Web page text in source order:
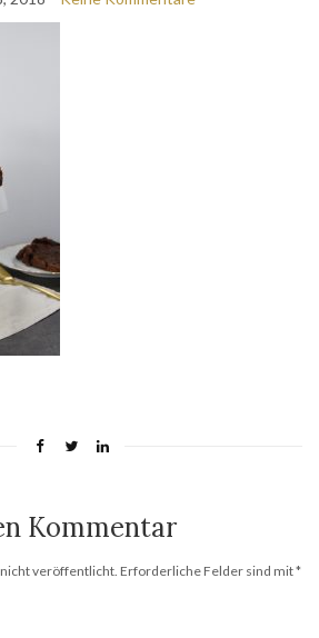
Kommentar
veröffentlicht. Erforderliche Felder sind mit*